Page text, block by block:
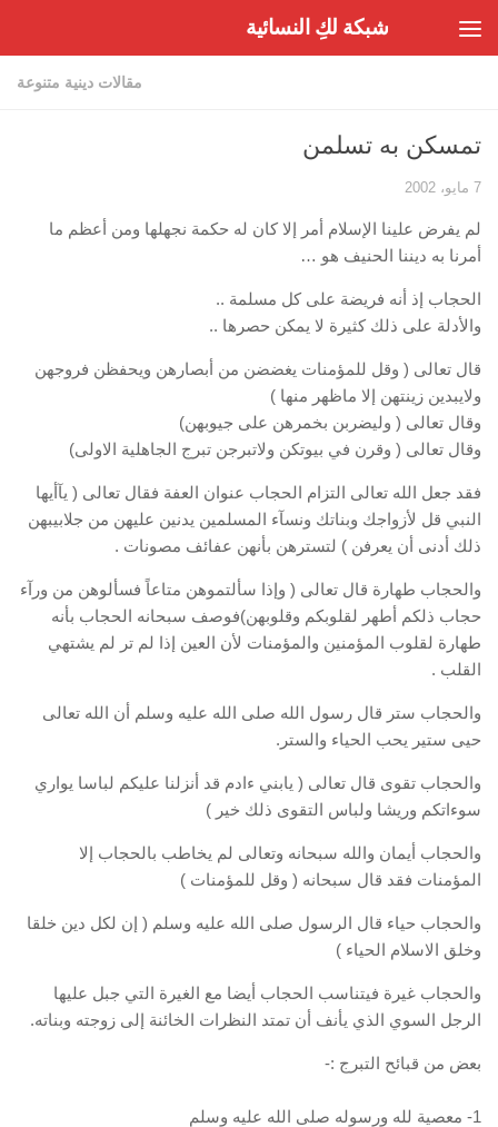
شبكة لكِ النسائية
مقالات دينية متنوعة
تمسكن به تسلمن
7 مايو، 2002
لم يفرض علينا الإسلام أمر إلا كان له حكمة نجهلها ومن أعظم ما
أمرنا به ديننا الحنيف هو …
الحجاب إذ أنه فريضة على كل مسلمة ..
والأدلة على ذلك كثيرة لا يمكن حصرها ..
قال تعالى ( وقل للمؤمنات يغضضن من أبصارهن ويحفظن فروجهن
ولايبدين زينتهن إلا ماظهر منها )
وقال تعالى ( وليضربن بخمرهن على جيوبهن)
وقال تعالى ( وقرن في بيوتكن ولاتبرجن تبرج الجاهلية الاولى)
فقد جعل الله تعالى التزام الحجاب عنوان العفة فقال تعالى ( يآأيها
النبي قل لأزواجك وبناتك ونسآء المسلمين يدنين عليهن من جلابيبهن
ذلك أدنى أن يعرفن ) لتسترهن بأنهن عفائف مصونات .
والحجاب طهارة قال تعالى ( وإذا سألتموهن متاعاً فسألوهن من ورآء
حجاب ذلكم أطهر لقلوبكم وقلوبهن)فوصف سبحانه الحجاب بأنه
طهارة لقلوب المؤمنين والمؤمنات لأن العين إذا لم تر لم يشتهي
القلب .
والحجاب ستر قال رسول الله صلى الله عليه وسلم أن الله تعالى
حيى ستير يحب الحياء والستر.
والحجاب تقوى قال تعالى ( يابني ءادم قد أنزلنا عليكم لباسا يواري
سوءاتكم وريشا ولباس التقوى ذلك خير )
والحجاب أيمان والله سبحانه وتعالى لم يخاطب بالحجاب إلا
المؤمنات فقد قال سبحانه ( وقل للمؤمنات )
والحجاب حياء قال الرسول صلى الله عليه وسلم ( إن لكل دين خلقا
وخلق الاسلام الحياء )
والحجاب غيرة فيتناسب الحجاب أيضا مع الغيرة التي جبل عليها
الرجل السوي الذي يأنف أن تمتد النظرات الخائنة إلى زوجته وبناته.
بعض من قبائح التبرج :-
1- معصية لله ورسوله صلى الله عليه وسلم